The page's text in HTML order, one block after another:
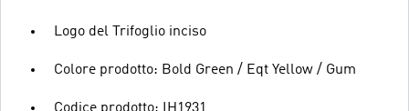
Logo del Trifoglio inciso
Colore prodotto: Bold Green / Eqt Yellow / Gum